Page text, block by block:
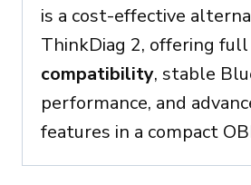
is a cost-effective
ThinkDiag 2, offering full
compatibility, stable
performance, and
features in a compact